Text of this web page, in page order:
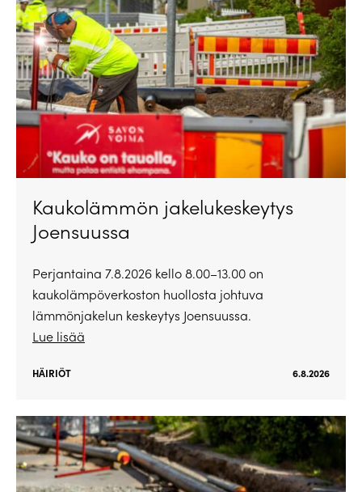
Kaukolämmön jakelukeskeytys
Joensuussa
Perjantaina 7.8.2026 kello 8.00–13.00 on
kaukolämpöverkoston huollosta johtuva
lämmönjakelun keskeytys Joensuussa.
Lue lisää
HÄIRIÖT 6.8.2026